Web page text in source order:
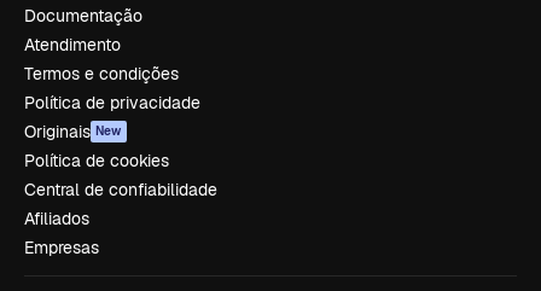
Documentação
Atendimento
Termos e condições
Política de privacidade
Originais New
Política de cookies
Central de confiabilidade
Afiliados
Empresas